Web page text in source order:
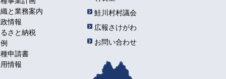
と業務案内
情報
さと納税
申請書
情報
鮭川村村議会
広報さけがわ
お問い合わせ